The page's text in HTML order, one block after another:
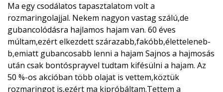
Ma egy csodálatos tapasztalatom volt a
rozmaringolajjal. Nekem nagyon vastag szálú,de
gubancolódásra hajlamos hajam van. 60 éves
múltam,ezért elkezdett szárazabb,fakób­b,életteleneb­
b,emiatt gubancosabb lenni a hajam Sajnos a hajmosás
után csak bontósprayvel tudtam kifésülni a hajam. Az
50 %-os akcióban több olajat is vettem,köztük
rozmaringot is,ezért ma kipróbáltam.Tettem a